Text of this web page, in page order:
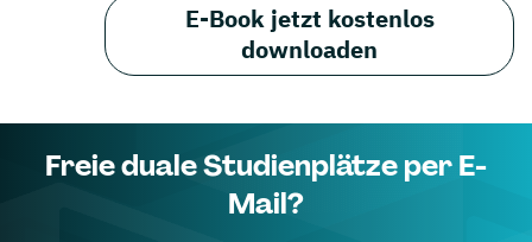
E-Book jetzt kostenlos
downloaden
Freie duale Studienplätze per E-
Mail?